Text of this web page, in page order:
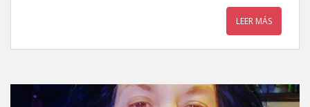
LEER MÁS